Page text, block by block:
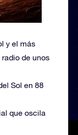
y el más
de unos
Sol en 88
que oscila